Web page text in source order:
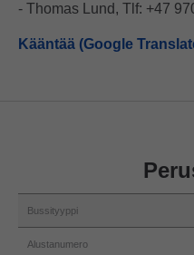
- Thomas Lund, Tlf: +47
Kääntää (Google
Bussityyppi
Alustanumero